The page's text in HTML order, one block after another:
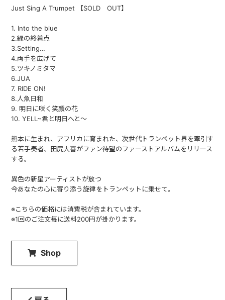
Just Sing A Trumpet 【SOLD OUT】
1. Into the blue
2.緑の終着点
3.Setting…
4.両手を広げて
5.ツキノミタマ
6.JUA
7. RIDE ON!
8.人魚日和
9. 明日に咲く笑顔の花
10. YELL~君と明日へと〜
熊本に生まれ、アフリカに育まれた、次世代トランペット界を牽引す
る若手奏者、田尻大喜がファン待望のファーストアルバムをリリース
する。
異色の新星アーティストが放つ
今あなたの心に寄り添う旋律をトランペットに乗せて。
※こちらの価格には消費税が含まれています。
※1回のご注文毎に送料200円が掛かります。
Shop